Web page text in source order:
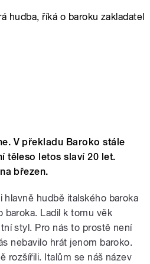
hudba, říká o baroku zakladatel
V překladu Baroko stále
těleso letos slaví 20 let.
březen.
hlavně hudbě italského baroka
baroka. Ladil k tomu věk
styl. Pro nás to prostě není
nebavilo hrát jenom baroko.
rozšířili. Italům se náš název